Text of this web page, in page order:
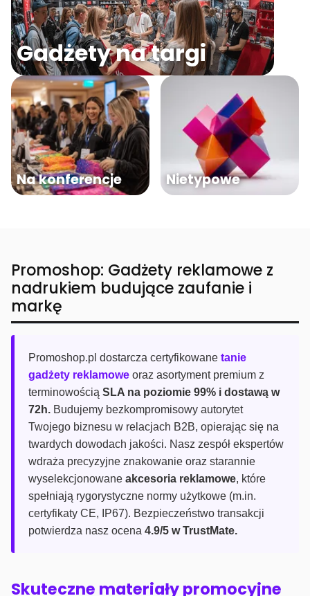
Gadżety na targi
Na konferencje Nietypowe
Promoshop: Gadżety reklamowe z
nadrukiem budujące zaufanie i
markę
Promoshop.pl dostarcza certyfikowane tanie
gadżety reklamowe oraz asortyment premium z
terminowością SLA na poziomie 99% i dostawą w
72h. Budujemy bezkompromisowy autorytet
Twojego biznesu w relacjach B2B, opierając się na
twardych dowodach jakości. Nasz zespół ekspertów
wdraża precyzyjne znakowanie oraz starannie
wyselekcjonowane akcesoria reklamowe, które
spełniają rygorystyczne normy użytkowe (m.in.
certyfikaty CE, IP67). Bezpieczeństwo transakcji
potwierdza nasz ocena 4.9/5 w TrustMate.
Skuteczne materiały promocyjne